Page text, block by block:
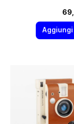
Aggiungi